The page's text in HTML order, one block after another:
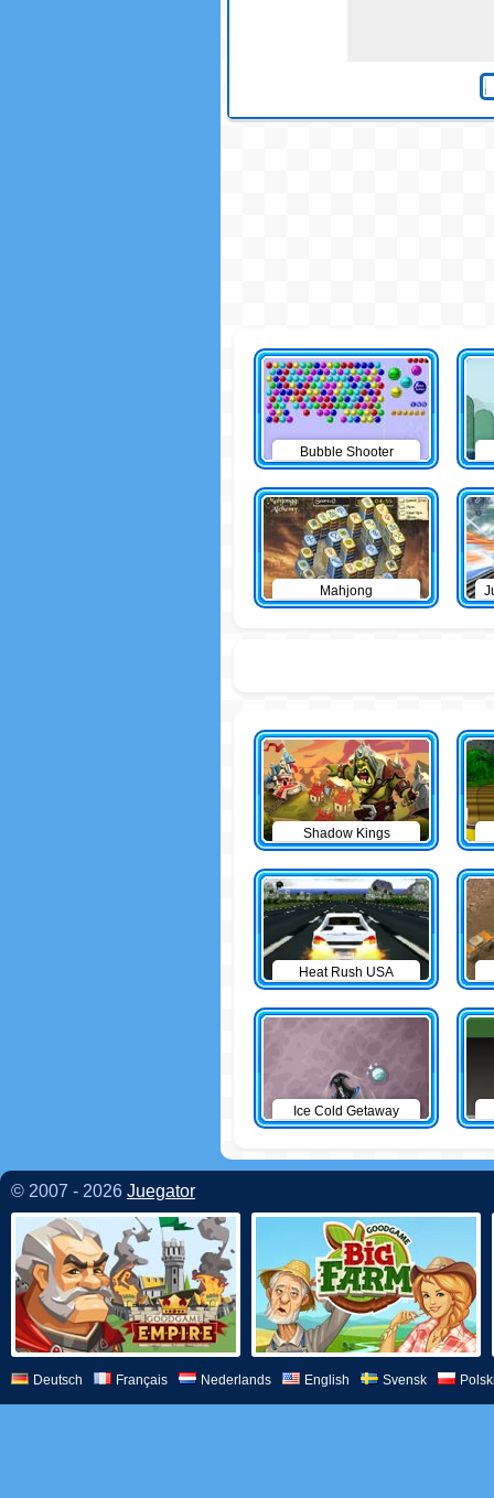
Bubble Shooter
Mahjong
Shadow Kings
Heat Rush USA
Ice Cold Getaway
© 2007 - 2026 Juegator
Deutsch Français Nederlands English Svensk